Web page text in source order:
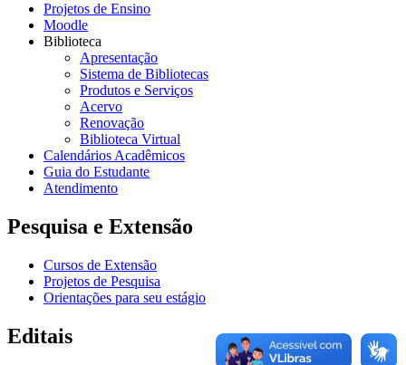
Projetos de Ensino
Moodle
Biblioteca
Apresentação
Sistema de Bibliotecas
Produtos e Serviços
Acervo
Renovação
Biblioteca Virtual
Calendários Acadêmicos
Guia do Estudante
Atendimento
Pesquisa e Extensão
Cursos de Extensão
Projetos de Pesquisa
Orientações para seu estágio
Editais